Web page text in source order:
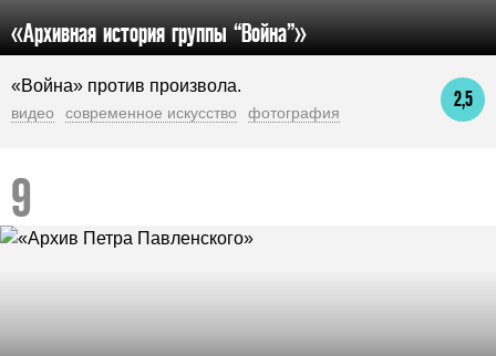
«Архивная история группы “Война”»
2,5
«Война» против произвола.
видео современное искусство фотография